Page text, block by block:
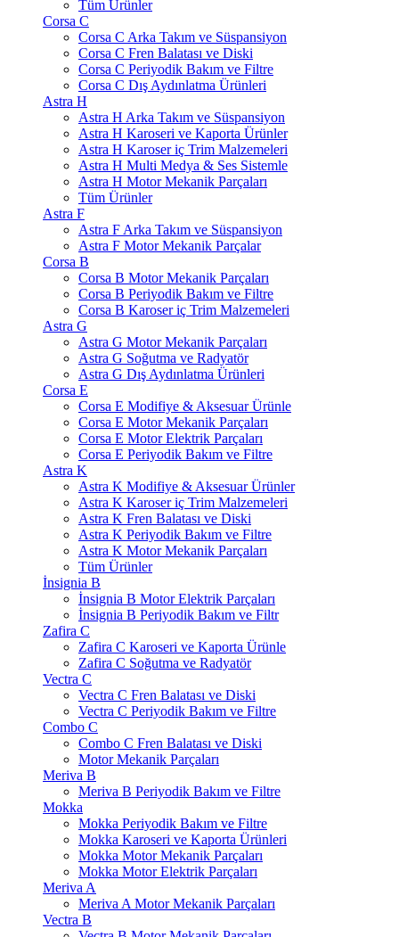
Tüm Ürünler
Corsa C
Corsa C Arka Takım ve Süspansiyon
Corsa C Fren Balatası ve Diski
Corsa C Periyodik Bakım ve Filtre
Corsa C Dış Aydınlatma Ürünleri
Astra H
Astra H Arka Takım ve Süspansiyon
Astra H Karoseri ve Kaporta Ürünler
Astra H Karoser iç Trim Malzemeleri
Astra H Multi Medya & Ses Sistemle
Astra H Motor Mekanik Parçaları
Tüm Ürünler
Astra F
Astra F Arka Takım ve Süspansiyon
Astra F Motor Mekanik Parçalar
Corsa B
Corsa B Motor Mekanik Parçaları
Corsa B Periyodik Bakım ve Filtre
Corsa B Karoser iç Trim Malzemeleri
Astra G
Astra G Motor Mekanik Parçaları
Astra G Soğutma ve Radyatör
Astra G Dış Aydınlatma Ürünleri
Corsa E
Corsa E Modifiye & Aksesuar Ürünle
Corsa E Motor Mekanik Parçaları
Corsa E Motor Elektrik Parçaları
Corsa E Periyodik Bakım ve Filtre
Astra K
Astra K Modifiye & Aksesuar Ürünler
Astra K Karoser iç Trim Malzemeleri
Astra K Fren Balatası ve Diski
Astra K Periyodik Bakım ve Filtre
Astra K Motor Mekanik Parçaları
Tüm Ürünler
İnsignia B
İnsignia B Motor Elektrik Parçaları
İnsignia B Periyodik Bakım ve Filtr
Zafira C
Zafira C Karoseri ve Kaporta Ürünle
Zafira C Soğutma ve Radyatör
Vectra C
Vectra C Fren Balatası ve Diski
Vectra C Periyodik Bakım ve Filtre
Combo C
Combo C Fren Balatası ve Diski
Motor Mekanik Parçaları
Meriva B
Meriva B Periyodik Bakım ve Filtre
Mokka
Mokka Periyodik Bakım ve Filtre
Mokka Karoseri ve Kaporta Ürünleri
Mokka Motor Mekanik Parçaları
Mokka Motor Elektrik Parçaları
Meriva A
Meriva A Motor Mekanik Parçaları
Vectra B